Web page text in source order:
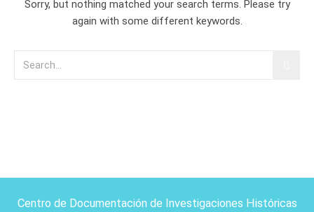
Sorry, but nothing matched your search terms. Please try
again with some different keywords.
Centro de Documentación de Investigaciones Históricas